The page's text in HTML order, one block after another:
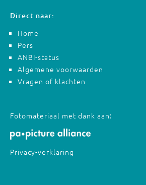
Direct naar:
Home
Pers
ANBI-status
Algemene voorwaarden
Vragen of klachten
Fotomateriaal met dank aan:
Privacy-verklaring